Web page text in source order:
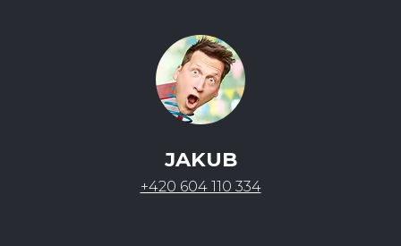
JAKUB
+420 604 110 334